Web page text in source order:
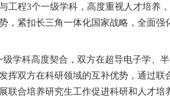
工程3个一级学科，高度重视人才培养
，紧扣长三角一体化国家战略，全面
级学科高度契合，双方在超导电子学、
挥双方在科研领域的互补优势，通过
联合培养研究生工作促进科研和人才